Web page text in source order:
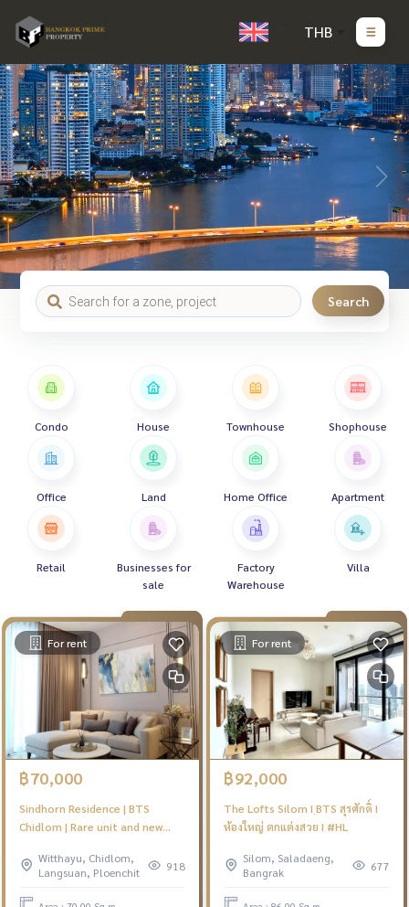
THB
Search
Condo House Townhouse Shophouse
Office Land Home Office Apartment
Retail
Businesses for
sale
Factory
Warehouse
Villa
For rent
฿70,000
Sindhorn Residence | BTS
Chidlom | Rare unit and new
Witthayu, Chidlom,
Langsuan, Ploenchit
918
For rent
฿92,000
The Lofts Silom I ฺBTS สุรศักดิ์ I
ห้องใหญ่ ตกแต่งสวย I #HL
Silom, Saladaeng,
Bangrak
677